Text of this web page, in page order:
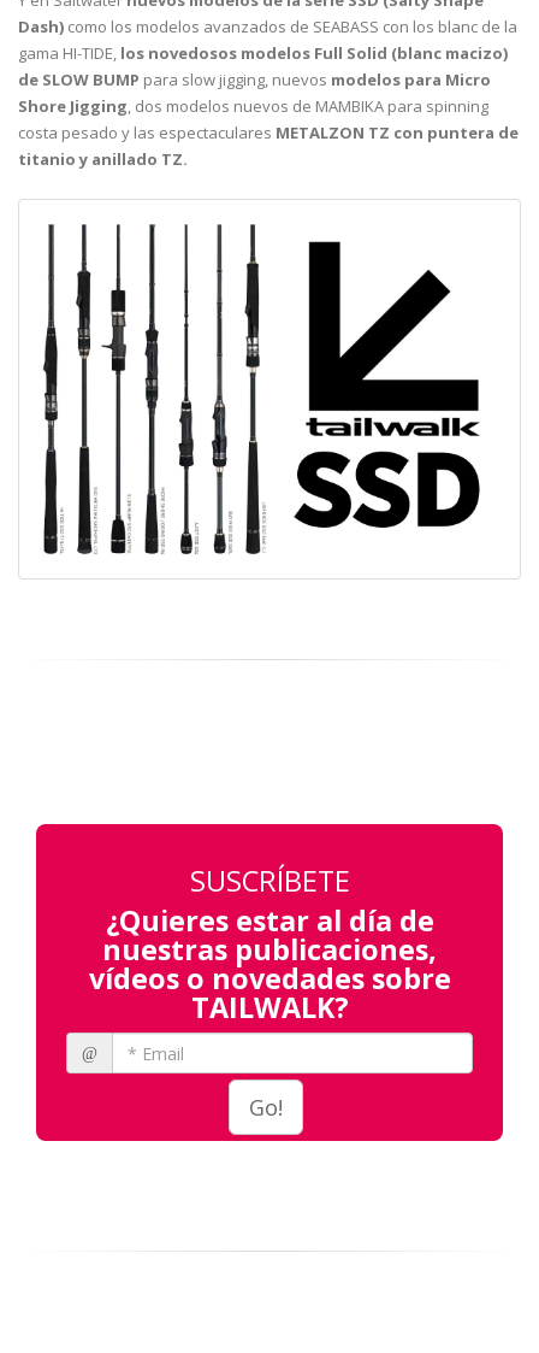
Dash) como los modelos avanzados de SEABASS con los blanc de la
gama HI-TIDE, los novedosos modelos Full Solid (blanc macizo)
de SLOW BUMP para slow jigging, nuevos modelos para Micro
Shore Jigging, dos modelos nuevos de MAMBIKA para spinning
costa pesado y las espectaculares METALZON TZ con puntera de
titanio y anillado TZ.
SUSCRÍBETE
¿Quieres estar al día de
nuestras publicaciones,
vídeos o novedades sobre
TAILWALK?
@